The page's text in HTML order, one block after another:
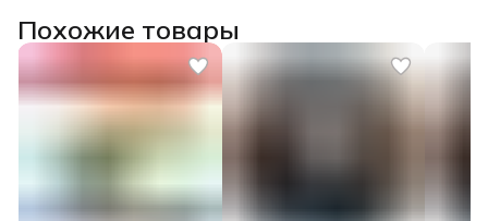
Похожие товары